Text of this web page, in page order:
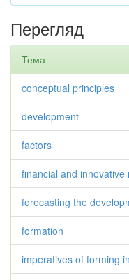
Перегляд
Тема
conceptual principles
development
factors
financial and innovative
forecasting the
formation
imperatives of forming